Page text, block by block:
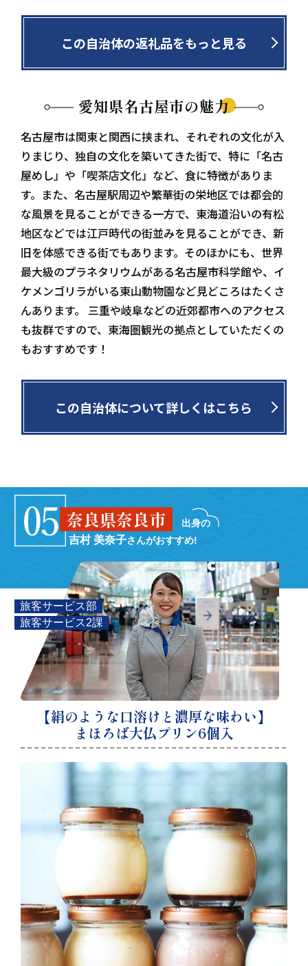
この自治体の返礼品をもっと見る
愛知県名古屋市の魅力
名古屋市は関東と関西に挟まれ、それぞれの文化が入
りまじり、独自の文化を築いてきた街で、特に「名古
屋めし」や「喫茶店文化」など、食に特徴がありま
す。また、名古屋駅周辺や繁華街の栄地区では都会的
な風景を見ることができる一方で、東海道沿いの有松
地区などでは江戸時代の街並みを見ることができ、新
旧を体感できる街でもあります。そのほかにも、世界
最大級のプラネタリウムがある名古屋市科学館や、イ
ケメンゴリラがいる東山動物園など見どころはたくさ
んあります。 三重や岐阜などの近郊都市へのアクセス
も抜群ですので、東海圏観光の拠点としていただくの
もおすすめです！
この自治体について詳しくはこちら
奈良県奈良市 出身の
吉村 美奈子さんがおすすめ!
旅客サービス部
旅客サービス2課
【絹のような口溶けと濃厚な味わい】
まほろば大仏プリン6個入